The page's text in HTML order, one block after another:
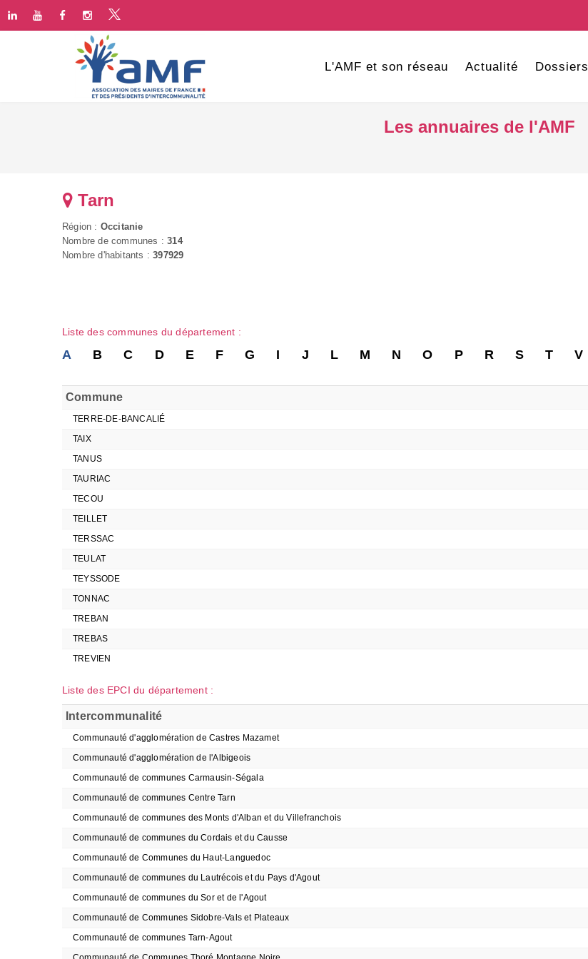
L'AMF et son réseau Actualité Dossiers
Les annuaires de l'AMF
Tarn
Région : Occitanie
Nombre de communes :314
Nombre d'habitants :397929
Liste des communes du département :
A B C D E F G I J L M N O P R S T V
Commune
TERRE-DE-BANCALIÉ
TAIX
TANUS
TAURIAC
TECOU
TEILLET
TERSSAC
TEULAT
TEYSSODE
TONNAC
TREBAN
TREBAS
TREVIEN
Liste des EPCI du département :
Intercommunalité
Communauté d'agglomération de Castres Mazamet
Communauté d'agglomération de l'Albigeois
Communauté de communes Carmausin-Ségala
Communauté de communes Centre Tarn
Communauté de communes des Monts d'Alban et du Villefranchois
Communauté de communes du Cordais et du Causse
Communauté de Communes du Haut-Languedoc
Communauté de communes du Lautrécois et du Pays d'Agout
Communauté de communes du Sor et de l'Agout
Communauté de Communes Sidobre-Vals et Plateaux
Communauté de communes Tarn-Agout